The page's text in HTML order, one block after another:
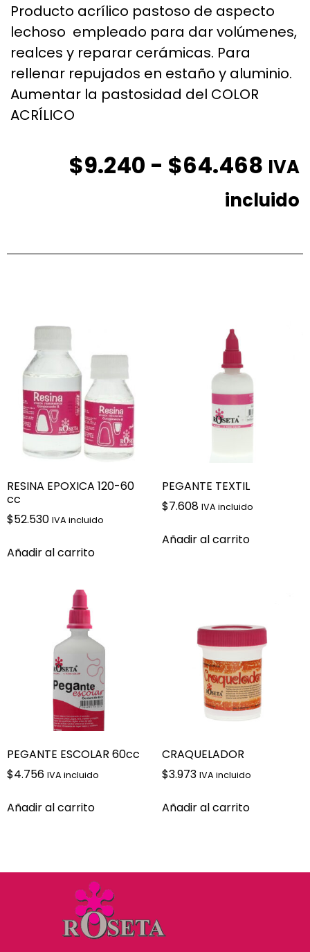
Producto acrílico pastoso de aspecto
lechoso empleado para dar volúmenes,
realces y reparar cerámicas. Para
rellenar repujados en estaño y aluminio.
Aumentar la pastosidad del COLOR
ACRÍLICO
$9.240 - $64.468 IVA
incluido
RESINA EPOXICA 120-60
cc
$52.530 IVA incluido
Añadir al carrito
PEGANTE TEXTIL
$7.608 IVA incluido
Añadir al carrito
PEGANTE ESCOLAR 60cc
$4.756 IVA incluido
Añadir al carrito
CRAQUELADOR
$3.973 IVA incluido
Añadir al carrito